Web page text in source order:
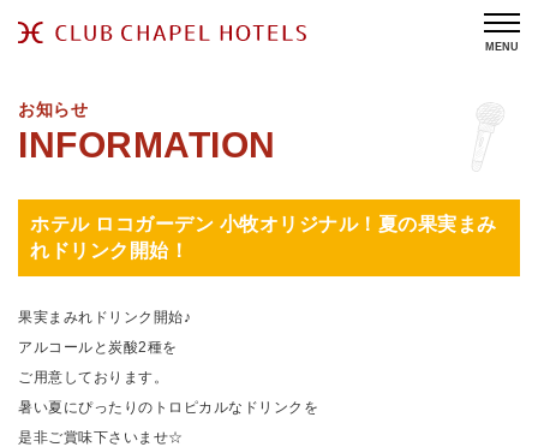
MENU
お知らせ
ホテル ロコガーデン 小牧オリジナル！夏の果実まみ
れドリンク開始！
果実まみれドリンク開始♪
アルコールと炭酸2種を
ご用意しております。
暑い夏にぴったりのトロピカルなドリンクを
是非ご賞味下さいませ☆